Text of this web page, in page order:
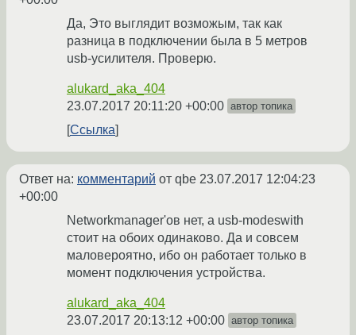
Да, Это выглядит возможым, так как
разница в подключении была в 5 метров
usb-усилителя. Проверю.
alukard_aka_404
23.07.2017 20:11:20 +00:00 автор топика
Ссылка
Ответ на: комментарий от qbe 23.07.2017 12:04:23
+00:00
Networkmanager'ов нет, а usb-modeswith
стоит на обоих одинаково. Да и совсем
маловероятно, ибо он работает только в
момент подключения устройства.
alukard_aka_404
23.07.2017 20:13:12 +00:00 автор топика